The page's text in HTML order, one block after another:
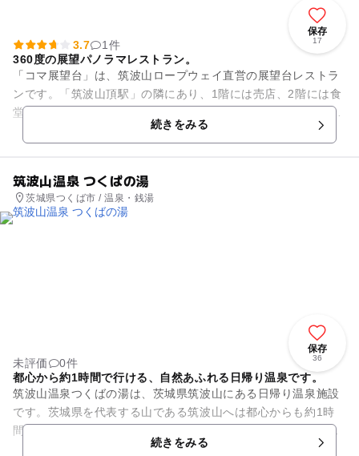
保存
17
3.7
1件
360度の展望パノラマレストラン。
「コマ展望台」は、筑波山ロープウェイ直営の展望台レストラ
ンです。「筑波山頂駅」の隣にあり、1階には売店、2階には食
堂、3階には屋上展望台があります。1階売店には筑波山限定の
キャラクター商品をはじ...続きをみる
筑波山温泉 つくばの湯
茨城県つくば市 / 温泉・銭湯
保存
36
未評価
0件
都心から約1時間で行ける、自然あふれる日帰り温泉です。
筑波山温泉つくばの湯は、茨城県筑波山にある日帰り温泉施設
です。茨城県を代表する山である筑波山へは都心からも約1時
間のアクセスで行くことができ、自然を満喫することができま
す。 つくばの湯は大自然...続きをみる